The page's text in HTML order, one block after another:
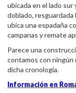
ubicada en el lado
doblado,
ubica una espadaña
campanas y remate
Parece una
contamos con
dicha cronología.
Información en